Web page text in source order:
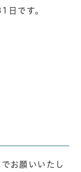
日です。
お願いいたし